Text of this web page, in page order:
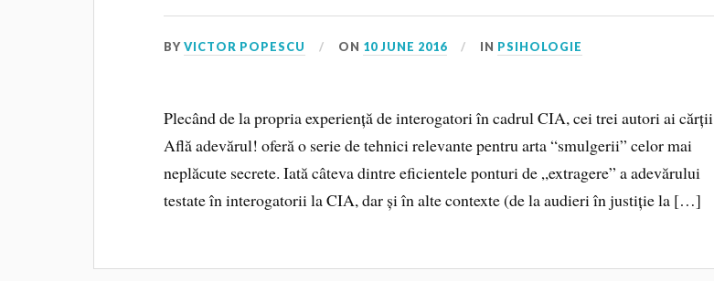
BYVICTOR POPESCU ON 10 JUNE 2016 IN PSIHOLOGIE
Plecând de la propria experiență de interogatori în cadrul CIA, cei trei autori ai cărții
Află adevărul! oferă o serie de tehnici relevante pentru arta “smulgerii” celor mai
neplăcute secrete. Iată câteva dintre eficientele ponturi de „extragere” a adevărului
testate în interogatorii la CIA, dar și în alte contexte (de la audieri în justiție la […]